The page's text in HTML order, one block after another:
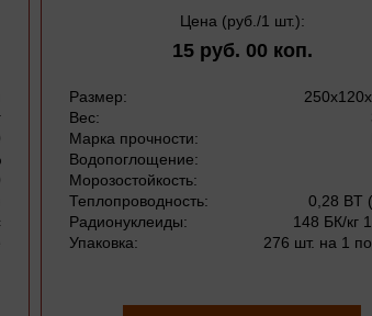
Цена (руб./1 шт.):
15 руб. 00 коп.
Размер:
Вес:
Марка прочности:
Водопоглощение:
Морозостойкость:
Теплопроводность:
0,28 BT
Радионуклеиды:
148 БК/кг
Упаковка:
276 шт. на 1